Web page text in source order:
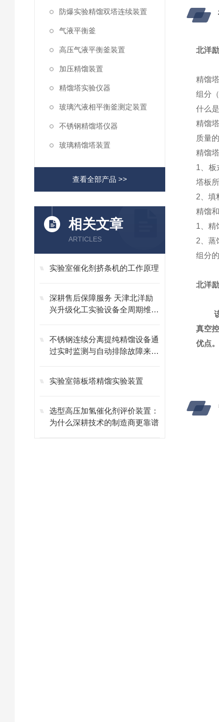
防爆实验精馏双塔连续装置
气液平衡釜
高压气液平衡釜装置
加压精馏装置
精馏塔实验仪器
玻璃汽液相平衡釜测定装置
不锈钢精馏塔仪器
玻璃精馏塔装置
查看全部产品 >>
相关文章
ARTICLES
实验室催化剂挤条机的工作原理
深耕售后保障服务 天津北洋励
兴升级化工实验设备全周期维保
不锈钢连续分离提纯精馏设备通
过实时监测与自动排除故障来保
实验室筛板塔精馏实验装置
选型高压加氢催化剂评价装置：
为什么深耕技术的制造商更靠谱
北洋
精馏
组分
什么
精馏
质量
精馏
1 、
塔板
2 、
精馏
1 、
2 、
组分
北洋
真空
优点